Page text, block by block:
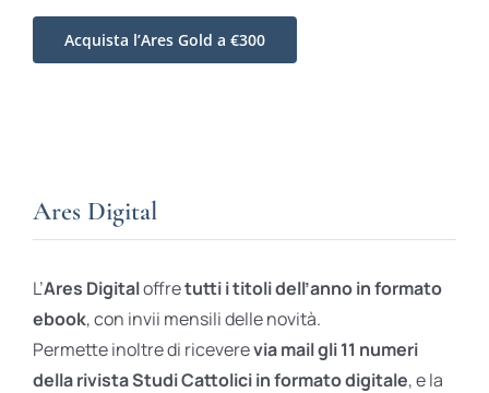
Acquista l’Ares Gold a €300
Ares Digital
L’Ares Digitaloffretutti i titoli dell’anno in formato
ebook, con invii mensili delle novità.
Permette inoltre di riceverevia mail gli 11 numeri
della rivista Studi Cattolici in formato digitale, e la